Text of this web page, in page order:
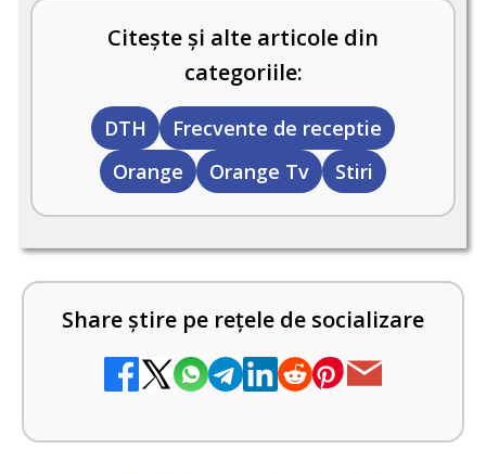
Citește și alte articole din
categoriile:
DTH
Frecvente de receptie
Orange
Orange Tv Stiri
Share știre pe rețele de socializare